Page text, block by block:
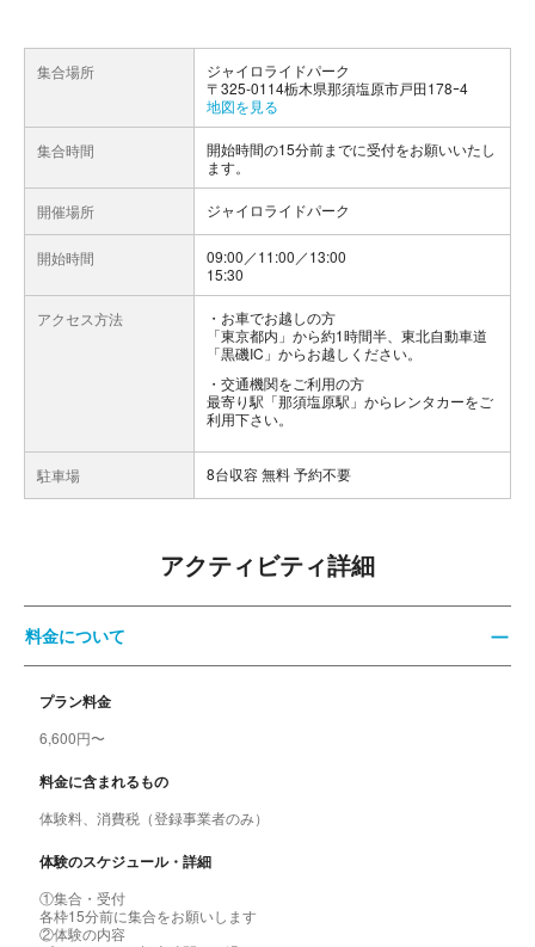
集合場所
ジャイロライドパーク
〒325-0114栃木県那須塩原市戸田178ｰ4
地図を見る
集合時間
開始時間の15分前までに受付をお願いいたし
ます。
開催場所 ジャイロライドパーク
開始時間
09:00／11:00／13:00
15:30
アクセス方法
お車でお越しの方
「東京都内」から約1時間半、東北自動車道
「黒磯IC」からお越しください。
交通機関をご利用の方
最寄り駅「那須塩原駅」からレンタカーをご
利用下さい。
駐車場 8台収容 無料 予約不要
アクティビティ詳細
料金について
プラン料金
6,600円〜
料金に含まれるもの
体験料、消費税（登録事業者のみ）
体験のスケジュール・詳細
①集合・受付
各枠15分前に集合をお願いします
②体験の内容